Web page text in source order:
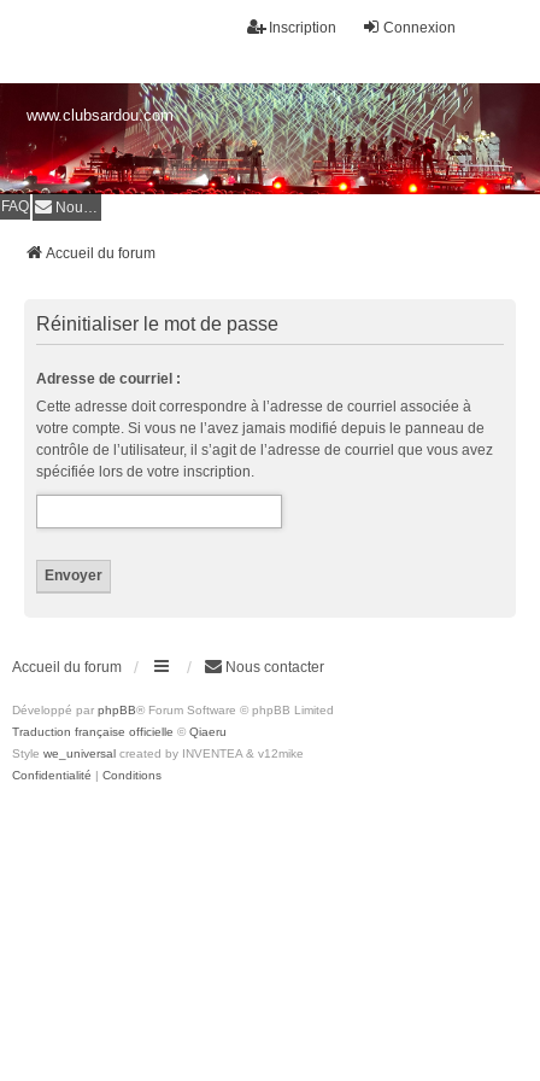
Connexion
Inscription
www.clubsardou.com
FAQ Nous contacter
Accueil du forum
Réinitialiser le mot de passe
Adresse de courriel :
Cette adresse doit correspondre à l’adresse de courriel associée à
votre compte. Si vous ne l’avez jamais modifié depuis le panneau de
contrôle de l’utilisateur, il s’agit de l’adresse de courriel que vous avez
spécifiée lors de votre inscription.
Accueil du forum Nous contacter
Développé par phpBB® Forum Software © phpBB Limited
Traduction française officielle © Qiaeru
Style we_universal created by INVENTEA & v12mike
Confidentialité | Conditions